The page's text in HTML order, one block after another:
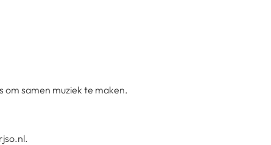
om samen muziek te maken.